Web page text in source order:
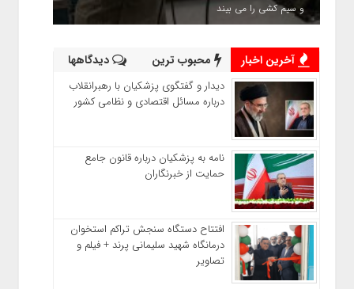
و سیم کشی را می بیند
آخرین اخبار محبوب ترین دیدگاهها
دیدار و گفتگوی پزشکیان با رهبرانقلاب
درباره مسائل اقتصادی و نظامی کشور
نامه به پزشکیان درباره قانون جامع
حمایت از خبرنگاران
افتتاح دستگاه سنجش تراکم استخوان
درمانگاه شهید سلیمانی پرند + فیلم و
تصاویر